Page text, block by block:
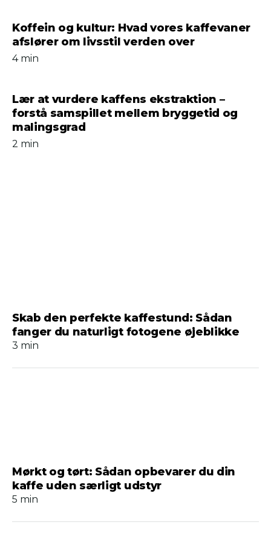
Koffein og kultur: Hvad vores kaffevaner
afslører om livsstil verden over
4 min
Lær at vurdere kaffens ekstraktion –
forstå samspillet mellem bryggetid og
malingsgrad
2 min
Skab den perfekte kaffestund: Sådan
fanger du naturligt fotogene øjeblikke
3 min
Mørkt og tørt: Sådan opbevarer du din
kaffe uden særligt udstyr
5 min